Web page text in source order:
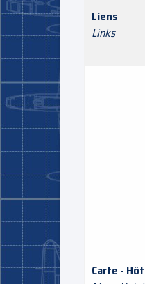
Liens
Links
Carte -